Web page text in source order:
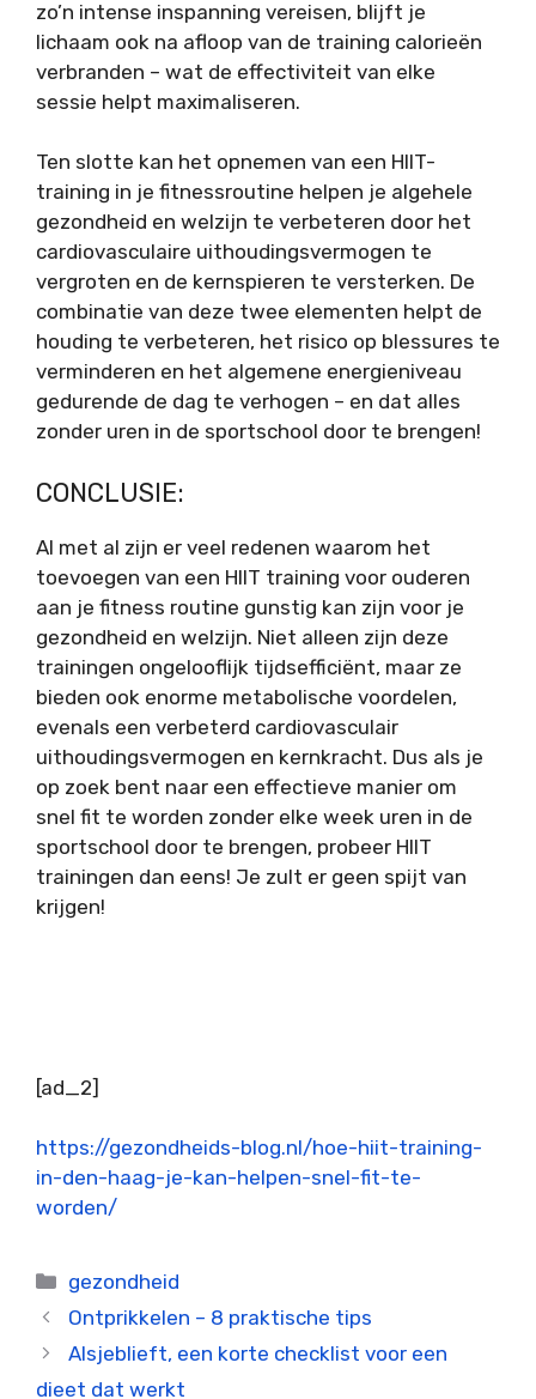
zo’n intense inspanning vereisen, blijft je
lichaam ook na afloop van de training calorieën
verbranden – wat de effectiviteit van elke
sessie helpt maximaliseren.
Ten slotte kan het opnemen van een HIIT-
training in je fitnessroutine helpen je algehele
gezondheid en welzijn te verbeteren door het
cardiovasculaire uithoudingsvermogen te
vergroten en de kernspieren te versterken. De
combinatie van deze twee elementen helpt de
houding te verbeteren, het risico op blessures te
verminderen en het algemene energieniveau
gedurende de dag te verhogen – en dat alles
zonder uren in de sportschool door te brengen!
CONCLUSIE:
Al met al zijn er veel redenen waarom het
toevoegen van een HIIT training voor ouderen
aan je fitness routine gunstig kan zijn voor je
gezondheid en welzijn. Niet alleen zijn deze
trainingen ongelooflijk tijdsefficiënt, maar ze
bieden ook enorme metabolische voordelen,
evenals een verbeterd cardiovasculair
uithoudingsvermogen en kernkracht. Dus als je
op zoek bent naar een effectieve manier om
snel fit te worden zonder elke week uren in de
sportschool door te brengen, probeer HIIT
trainingen dan eens! Je zult er geen spijt van
krijgen!
BERICHTNAVIGATIE
[ad_2]
https://gezondheids-blog.nl/hoe-hiit-training-
in-den-haag-je-kan-helpen-snel-fit-te-
worden/
Categorieën
gezondheid
Ontprikkelen – 8 praktische tips
Alsjeblieft, een korte checklist voor een
dieet dat werkt